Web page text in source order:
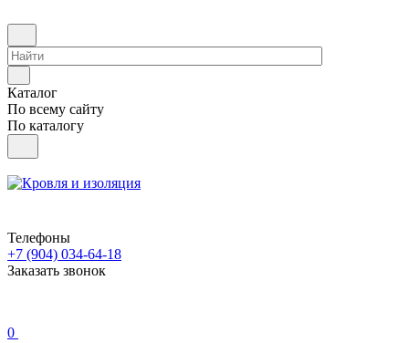
Каталог
По всему сайту
По каталогу
Телефоны
+7 (904) 034-64-18
Заказать звонок
0